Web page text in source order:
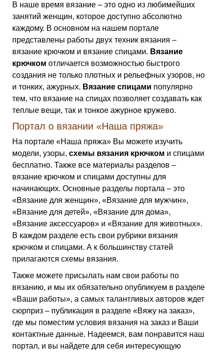
В наше время вязание – это одно из любимейших
занятий женщин, которое доступно абсолютно
каждому. В основном на нашем портале
представлены работы двух техник вязания –
вязание крючком и вязание спицами. Вязание
крючком отличается возможностью быстрого
создания не только плотных и рельефных узоров, но
и тонких, ажурных. Вязание спицами популярно
тем, что вязание на спицах позволяет создавать как
теплые вещи, так и тонкое ажурное кружево.
Портал о вязании «Наша пряжа»
На портале «Наша пряжа» Вы можете изучить
модели, узоры, схемы вязания крючком и спицами
бесплатно. Также все материалы разделов –
вязание крючком и спицами доступны для
начинающих. Основные разделы портала – это
«Вязание для женщин», «Вязание для мужчин»,
«Вязание для детей», «Вязание для дома»,
«Вязание аксессуаров» и «Вязание для животных».
В каждом разделе есть свои рубрики вязания
крючком и спицами. А к большинству статей
прилагаются схемы вязания.
Также можете присылать нам свои работы по
вязанию, и мы их обязательно опубликуем в разделе
«Ваши работы», а самых талантливых авторов ждет
сюрприз – публикация в разделе «Вяжу на заказ»,
где мы поместим условия вязания на заказ и Ваши
контактные данные. Надеемся, вам понравится наш
портал, и вы найдете для себя интересующую